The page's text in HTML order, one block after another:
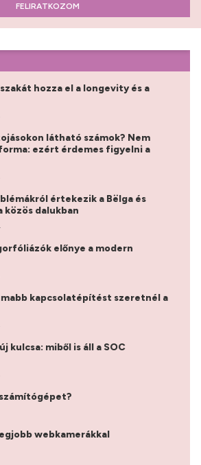
FELIRATKOZOM
hozza el a longevity és a
látható számok? Nem
ezért érdemes figyelni a
értekezik a Bëlga és
közös dalukban
előnye a modern
kapcsolatépítést szeretnél a
kulcsa: miből is áll a SOC
webkamerákkal